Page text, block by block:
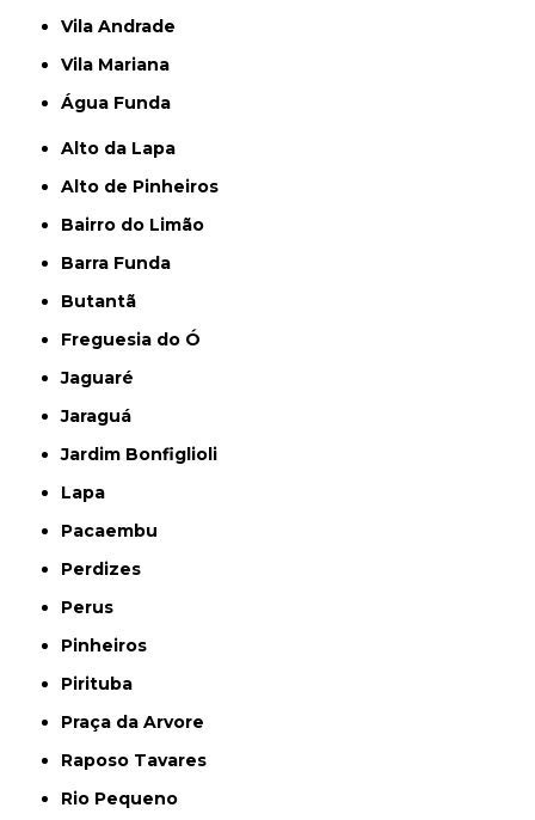
Vila Andrade
Vila Mariana
Água Funda
Alto da Lapa
Alto de Pinheiros
Bairro do Limão
Barra Funda
Butantã
Freguesia do Ó
Jaguaré
Jaraguá
Jardim Bonfiglioli
Lapa
Pacaembu
Perdizes
Perus
Pinheiros
Pirituba
Praça da Arvore
Raposo Tavares
Rio Pequeno